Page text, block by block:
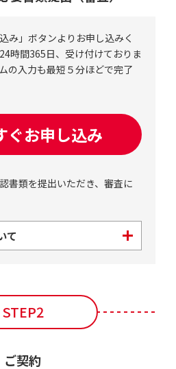
み」ボタンよりお申し込みく
時間365日、受け付けておりま
の入力も最短５分ほどで完了
ぐお申し込み
書類を提出いただき、審査に
て
STEP2
ご契約